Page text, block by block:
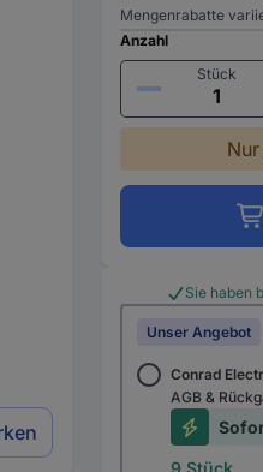
Mengenrabatte
Anzahl
Stück
Sie haben
Unser Angebot
Conrad
AGB &
9 Stück